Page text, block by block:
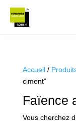
PARQUET
SANITAIRE
VENTES FLASH
Accueil/
ciment”
Faïence
Vous cherchez